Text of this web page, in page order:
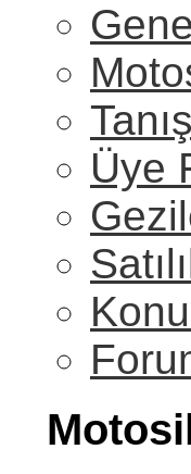
Üye